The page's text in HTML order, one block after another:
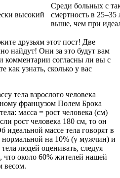
высокий
Среди больных с
смертность в 25–35
выше, чем при
друзьям этот пост! Две
найдут! Они за это будут вам
комментарии согласны ли вы с
как узнать, сколько у вас
тела взрослого человека
французом Полем Брока
масса = рост человека (см)
рост человека 180 см, то он
идеальной массе тела говорят в
нормальной на 10% (у мужчин) и
людей оценивать, следуя
что около 60% жителей нашей
весом.